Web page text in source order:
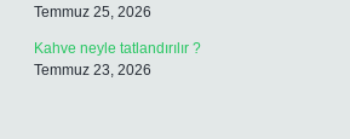
Temmuz 25, 2026
Kahve neyle tatlandırılır ?
Temmuz 23, 2026